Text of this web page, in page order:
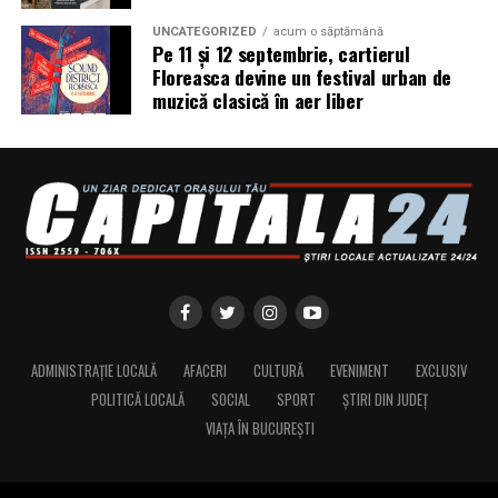
Recomandări înainte de a
începe
Indiferent de firma aleasă, câteva verificări simple
fie autorizată de Agenția Națională de Cadastru și
Publicitate Imobiliară. Oferta ar trebui să precizeze clar
ce include — măsurătoare, documentație, depunerea
De asemenea, este util ca proprietarul să aibă pregătite
actele de proprietate, actul de identitate, certificatul
fiscal și eventualele documentații anterioare. Cu cât
situația juridică este mai clară de la început, cu atât
lucrarea avansează mai repede.
UNCATEGORIZED acum o săptămână
Pe 11 și 12 septembrie, cartierul
Floreasca devine un festival urban de
muzică clasică în aer liber
ADMINISTRAȚIE LOCALĂ AFACERI CULTURĂ EVENIMENT
EXCLUSIV
POLITICĂ LOCALĂ
SOCIAL SPORT
ȘTIRI DIN JUDEȚ
VIAȚA ÎN BUCUREȘTI